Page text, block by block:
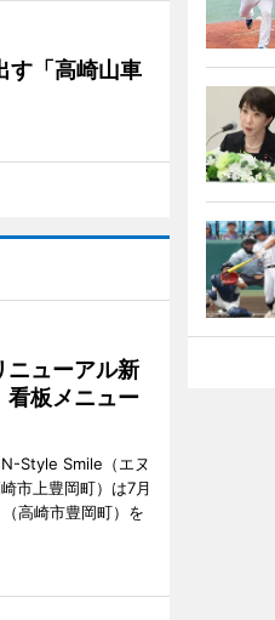
す「高崎山車
ニューアル新
板メニュー
Style Smile（エヌ
市上豊岡町）は7月
高崎市豊岡町）を